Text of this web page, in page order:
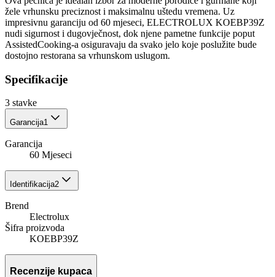
žele vrhunsku preciznost i maksimalnu uštedu vremena. Uz
impresivnu garanciju od 60 mjeseci, ELECTROLUX KOEBP39Z
nudi sigurnost i dugovječnost, dok njene pametne funkcije poput
AssistedCooking-a osiguravaju da svako jelo koje poslužite bude
dostojno restorana sa vrhunskom uslugom.
Specifikacije
3 stavke
Garancija1
Garancija
60 Mjeseci
Identifikacija2
Brend
Electrolux
Šifra proizvoda
KOEBP39Z
Recenzije kupaca